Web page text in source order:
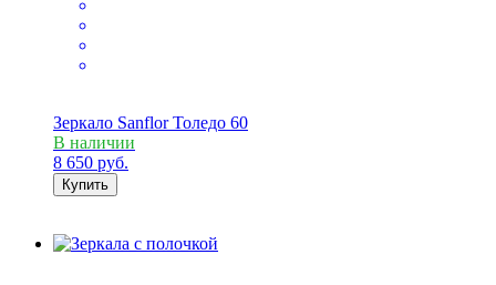
Зеркало Sanflor Толедо 60
В наличии
8 650 руб.
Купить